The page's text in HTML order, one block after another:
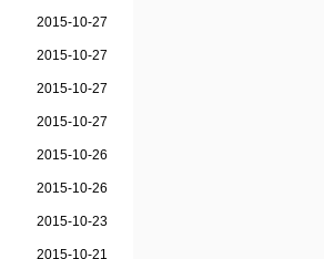
2015-10-27
2015-10-27
2015-10-27
2015-10-27
2015-10-26
2015-10-26
2015-10-23
2015-10-21